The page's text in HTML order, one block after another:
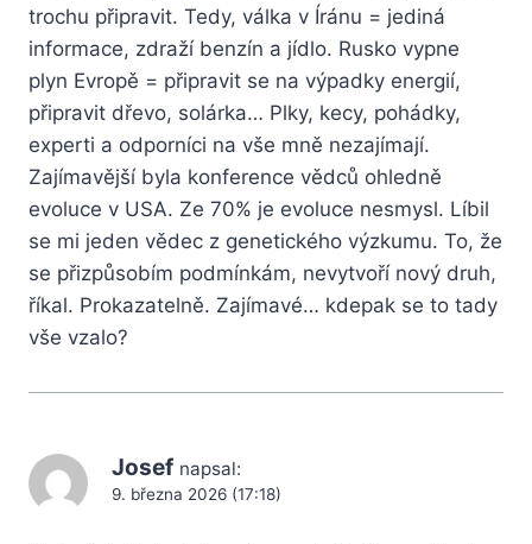
trochu připravit. Tedy, válka v Íránu = jediná
informace, zdraží benzín a jídlo. Rusko vypne
plyn Evropě = připravit se na výpadky energií,
připravit dřevo, solárka… Plky, kecy, pohádky,
experti a odporníci na vše mně nezajímají.
Zajímavější byla konference vědců ohledně
evoluce v USA. Ze 70% je evoluce nesmysl. Líbil
se mi jeden vědec z genetického výzkumu. To, že
se přizpůsobím podmínkám, nevytvoří nový druh,
říkal. Prokazatelně. Zajímavé… kdepak se to tady
vše vzalo?
Josef napsal:
9. března 2026 (17:18)